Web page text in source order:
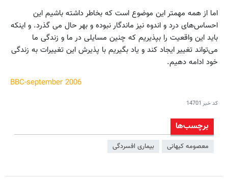
اما از همه مهمتر این موضوع است که بخاطر داشته باشیم این
احساس‌های درد و اندوه نیز ماندگار نبوده و بهر حال می گذرد. و اینکه
باید این واقعیت را بپذیریم که چنین مسایلی در ما و زندگی ما
می‌تواند تغییر ایجاد کند و یاد بگیریم با پذیرش این تغییرات به زندگی
خود ادامه دهیم.
BBC-september 2006
کد خبر 14701
برچسب‌ها
معصومه کیهانی بیماری افسردگی